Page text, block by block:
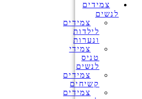
צמידים
לנשים
צמידים
לילדות
ונערות
צמידי
טניס
לנשים
צמידים
קשיחים
צמידים